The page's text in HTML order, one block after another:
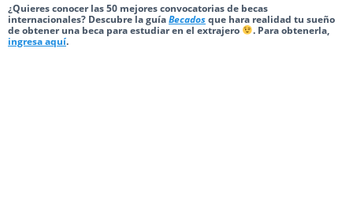
¿Quieres conocer las 50 mejores convocatorias de becas
internacionales? Descubre la guíaBecadosque hara realidad tu sueño
de obtener una beca para estudiar en el extrajero
. Para obtenerla,
ingresa aquí.